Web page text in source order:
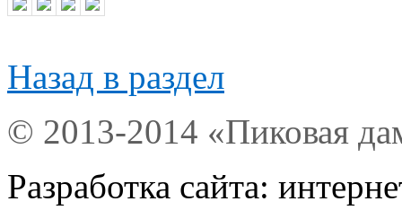
Назад в раздел
© 2013-2014 «Пиковая
Разработка сайта: